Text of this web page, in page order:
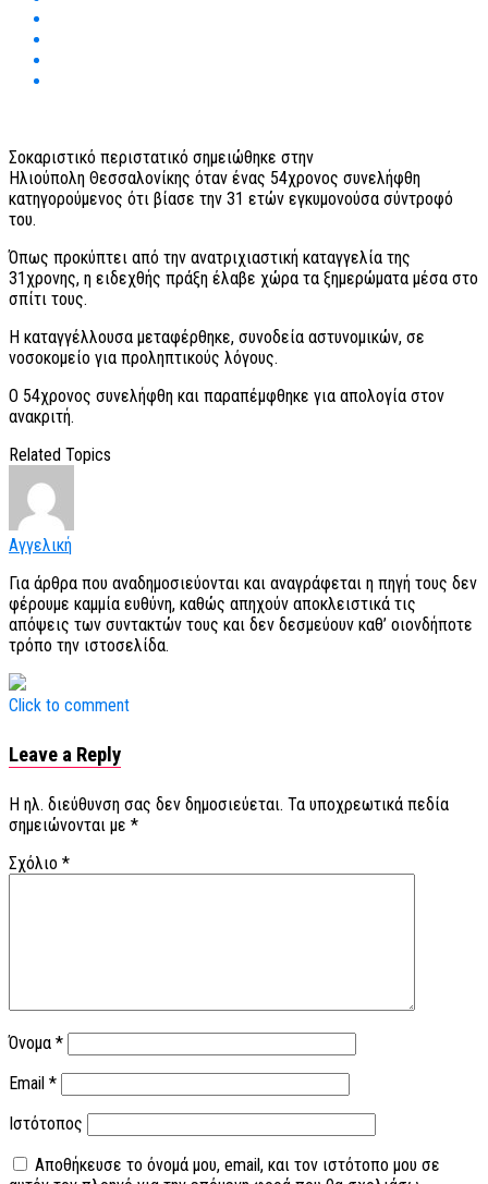
Σοκαριστικό περιστατικό σημειώθηκε στην
Ηλιούπολη Θεσσαλονίκης όταν ένας 54χρονος συνελήφθη
κατηγορούμενος ότι βίασε την 31 ετών εγκυμονούσα σύντροφό
του.
Όπως προκύπτει από την ανατριχιαστική καταγγελία της
31χρονης, η ειδεχθής πράξη έλαβε χώρα τα ξημερώματα μέσα στο
σπίτι τους.
Η καταγγέλλουσα μεταφέρθηκε, συνοδεία αστυνομικών, σε
νοσοκομείο για προληπτικούς λόγους.
Ο 54χρονος συνελήφθη και παραπέμφθηκε για απολογία στον
ανακριτή.
Related Topics
Αγγελική
Για άρθρα που αναδημοσιεύονται και αναγράφεται η πηγή τους δεν
φέρουμε καμμία ευθύνη, καθώς απηχούν αποκλειστικά τις
απόψεις των συντακτών τους και δεν δεσμεύουν καθ’ οιονδήποτε
τρόπο την ιστοσελίδα.
Click to comment
Leave a Reply
Η ηλ. διεύθυνση σας δεν δημοσιεύεται. Τα υποχρεωτικά πεδία
σημειώνονται με *
Σχόλιο *
Όνομα *
Email *
Ιστότοπος
Αποθήκευσε το όνομά μου, email, και τον ιστότοπο μου σε